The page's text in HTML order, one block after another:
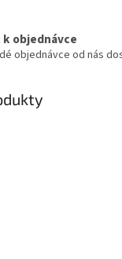
k objednávce
objednávce od nás